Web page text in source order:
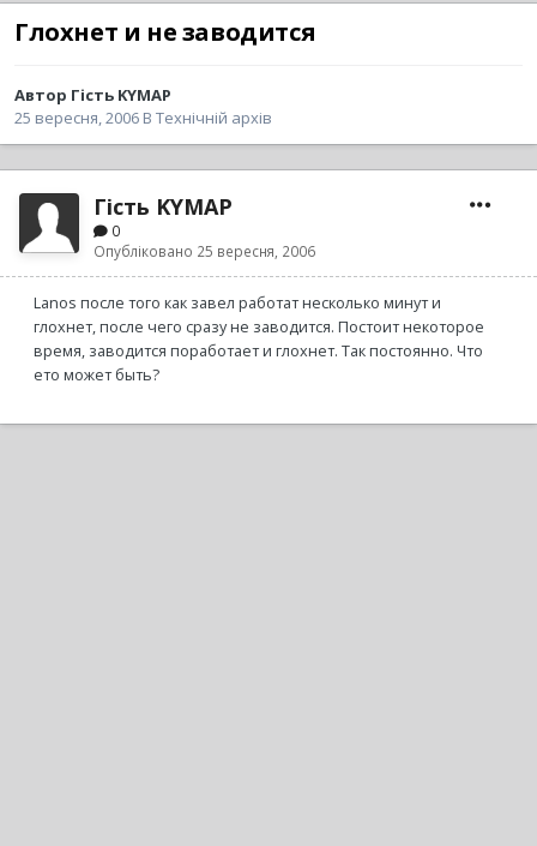
Глохнет и не заводится
Автор Гість KYMAP
25 вересня, 2006 В Технічній архів
Гість KYMAP
0
Опубліковано 25 вересня, 2006
Lanos после того как завел работат несколько минут и
глохнет, после чего сразу не заводится. Постоит некоторое
время, заводится поработает и глохнет. Так постоянно. Что
ето может быть?